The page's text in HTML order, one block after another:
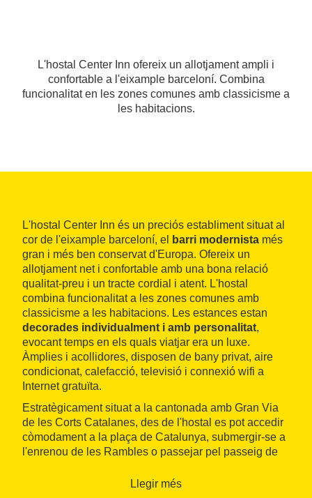
L'hostal Center Inn ofereix un allotjament ampli i
confortable a l'eixample barceloní. Combina
funcionalitat en les zones comunes amb classicisme a
les habitacions.
L'hostal Center Inn és un preciós establiment situat al
cor de l'eixample barceloní, el
barri modernista més
gran i més ben conservat d'Europa. Ofereix un
allotjament net i confortable amb una bona relació
qualitat-preu i un tracte cordial i atent. L'hostal
combina funcionalitat a les zones comunes amb
classicisme a les habitacions. Les estances estan
decorades individualment i amb personalitat,
evocant temps en els quals viatjar era un luxe.
Àmplies i acollidores, disposen de bany privat, aire
condicionat, calefacció, televisió i connexió wifi a
Internet gratuïta.
Estratègicament situat a la cantonada amb Gran Via
de les Corts Catalanes, des de l'hostal es pot accedir
còmodament a la plaça de Catalunya, submergir-se a
l'enrenou de les Rambles o passejar pel passeig de
Llegir més